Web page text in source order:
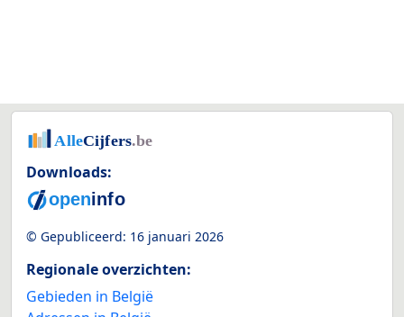
Downloads:
© Gepubliceerd: 16 januari 2026
Regionale overzichten:
Gebieden in België